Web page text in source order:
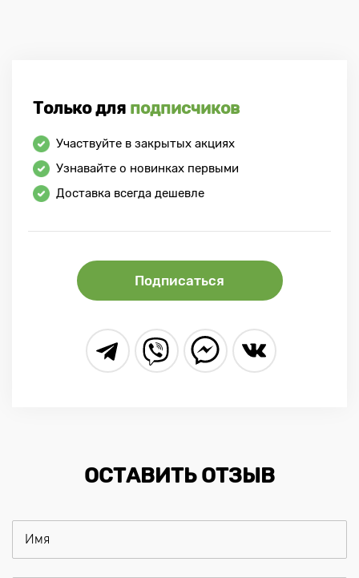
Только для подписчиков
Участвуйте в закрытых акциях
Узнавайте о новинках первыми
Доставка всегда дешевле
Подписаться
ОСТАВИТЬ ОТЗЫВ